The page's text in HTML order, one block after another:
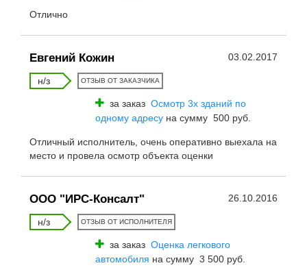
Отлично
Евгений Кожин 03.02.2017
н/з ОТЗЫВ ОТ ЗАКАЗЧИКА
за заказ Осмотр 3х зданий по
одному адресу на сумму 500 руб.
Отличный исполнитель, очень оперативно выехала на
место и провела осмотр объекта оценки
ООО "ИРС-Консалт" 26.10.2016
н/з ОТЗЫВ ОТ ИСПОЛНИТЕЛЯ
за заказ Оценка легкового
автомобиля на сумму 3 500 руб.